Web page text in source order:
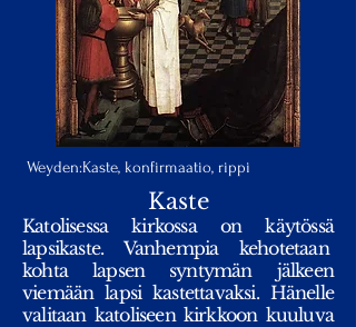
Weyden:Kaste, konfirmaatio, rippi
Kaste
Katolisessa kirkossa on käytössä
lapsikaste. Vanhempia kehotetaan
kohta lapsen syntymän jälkeen
viemään lapsi kastettavaksi. Hänelle
valitaan katoliseen kirkkoon kuuluva